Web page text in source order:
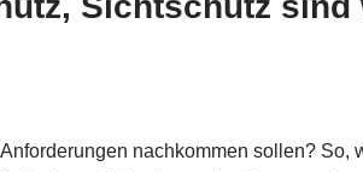
nachkommen sollen?